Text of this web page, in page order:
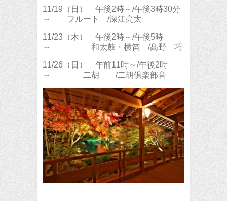
11/19（日） 午後2時～/午後3時30分
～ フルート /深江亮太
11/23（木） 午後2時～/午後5時
～ 和太鼓・横笛 /髙野 巧
11/26（日） 午前11時～/午後2時
～ 二胡 /二胡倶楽部音